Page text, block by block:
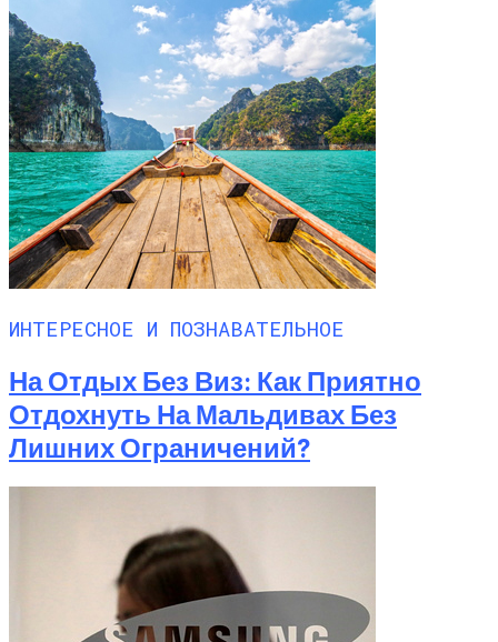
ИНТЕРЕСНОЕ И ПОЗНАВАТЕЛЬНОЕ
На Отдых Без Виз: Как Приятно
Отдохнуть На Мальдивах Без
Лишних Ограничений?